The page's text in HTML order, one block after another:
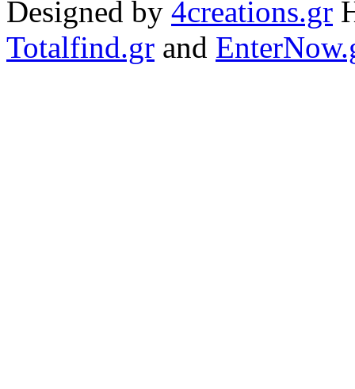
Designed by 4creations.gr
Totalfind.gr and